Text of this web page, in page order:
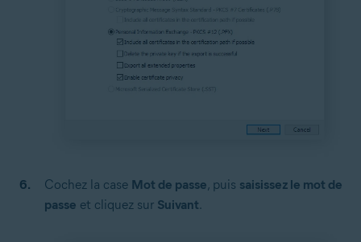
Cochez la case Mot de passe, puis saisissez le mot de
passe et cliquez sur Suivant.